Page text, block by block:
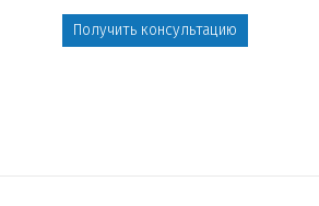
Получить консультацию